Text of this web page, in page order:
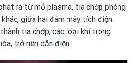
ra từ mỏ plasma, tia chớp phóng
giữa hai đám mây tích điện.
tia chớp, các loại khí trong
trở nên dẫn điện.